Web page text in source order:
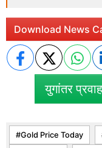
Download News
युगांतर
Gold Price Today